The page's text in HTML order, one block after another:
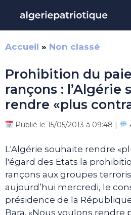
contenu
Accueil » Non classé
Prohibition du
rançons : l’Algérie
rendre «plus
Publié le 15/05/2013 à 09:48 |
L'Algérie souhaite rendre
l'égard des Etats la
rançons aux groupes
aujourd’hui mercredi, le
présidence de la
Bara. «Nous voulons rendre